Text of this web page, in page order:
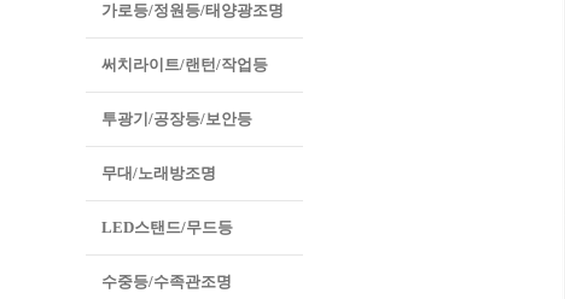
가로등/정원등/태양광조명
써치라이트/랜턴/작업등
투광기/공장등/보안등
무대/노래방조명
LED스탠드/무드등
수중등/수족관조명